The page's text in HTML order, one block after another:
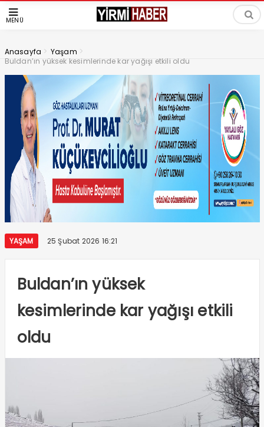
MENÜ
Anasayfa > Yaşam >
Buldan’ın yüksek kesimlerinde kar yağışı etkili oldu
YAŞAM 25 Şubat 2026 16:21
Buldan’ın yüksek
kesimlerinde kar yağışı etkili
oldu